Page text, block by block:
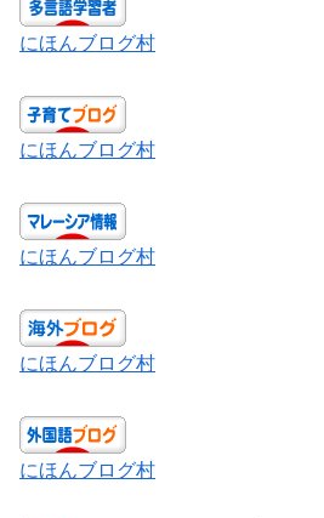
にほんブログ村
にほんブログ村
にほんブログ村
にほんブログ村
にほんブログ村